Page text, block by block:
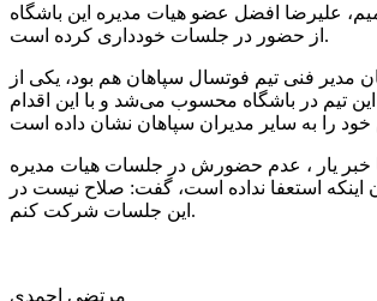
علیرضا افضل عضو هیات مدیره این باشگاه
از حضور در جلسات خودداری کرده است.
مدیر فنی تیم فوتسال سپاهان هم بود، یکی از
این تیم در باشگاه محسوب می‌شد و با این اقدام
خبر یار ، عدم حضورش در جلسات هیات مدیره
اینکه استعفا نداده است، گفت: صلاح نیست در
این جلسات شرکت کنم.
مرتضی احمدی